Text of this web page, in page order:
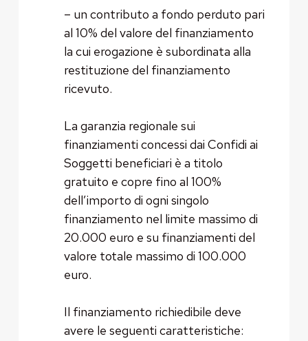
– un contributo a fondo perduto pari
al 10% del valore del finanziamento
la cui erogazione è subordinata alla
restituzione del finanziamento
ricevuto.
La garanzia regionale sui
finanziamenti concessi dai Confidi ai
Soggetti beneficiari è a titolo
gratuito e copre fino al 100%
dell’importo di ogni singolo
finanziamento nel limite massimo di
20.000 euro e su finanziamenti del
valore totale massimo di 100.000
euro.
Il finanziamento richiedibile deve
avere le seguenti caratteristiche: